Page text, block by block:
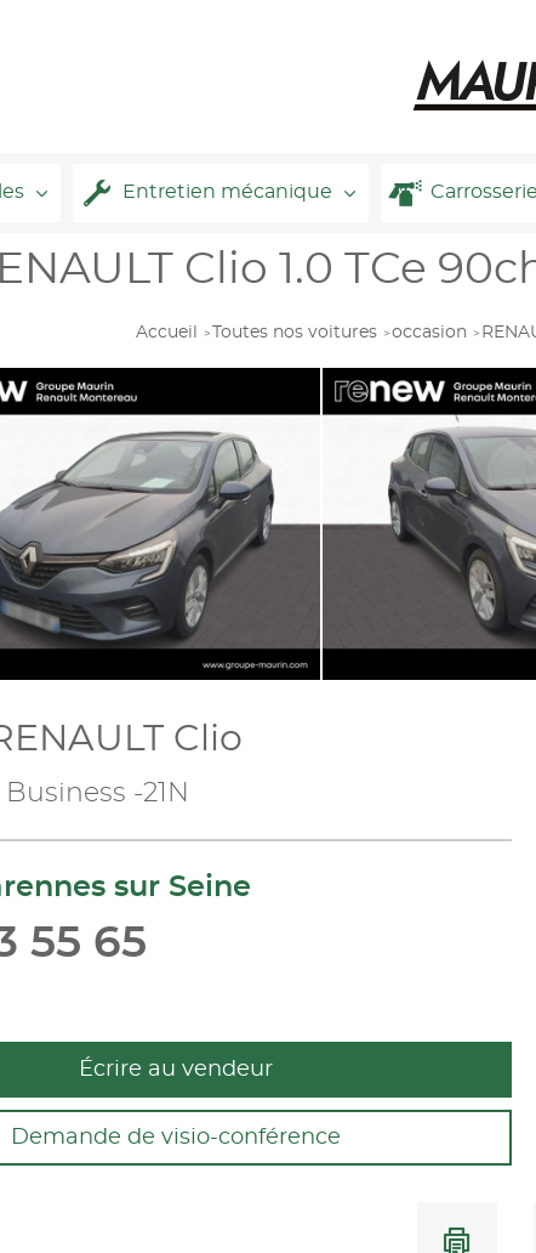
Entretien mécanique Carrosserie
Clio 1.0 TCe
Accueil Toutes nos voitures occasion
Clio
Business -21N
sur Seine
55 65
Écrire au vendeur
Demande de visio-conférence